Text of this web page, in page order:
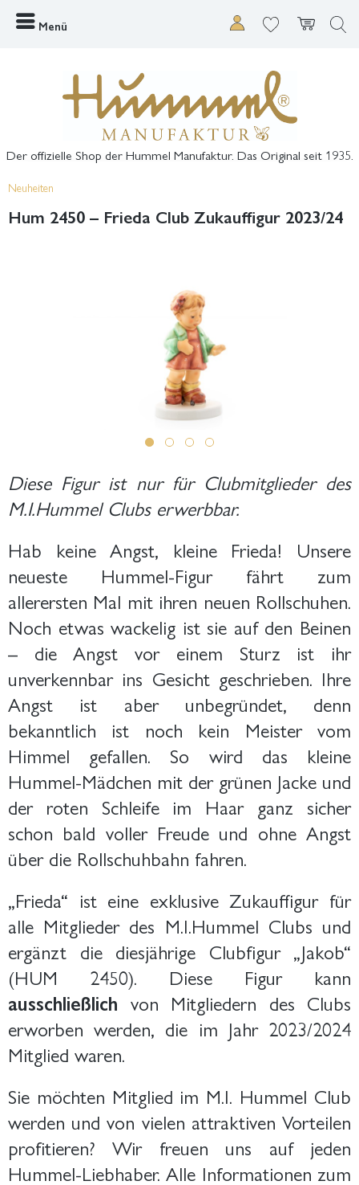
Menü
Der offizielle Shop der Hummel Manufaktur. Das Original seit 1935.
Neuheiten
Hum 2450 – Frieda Club Zukauffigur 2023/24
Diese Figur ist nur für Clubmitglieder des
M.I.Hummel Clubs erwerbbar.
Hab keine Angst, kleine Frieda! Unsere
neueste Hummel-Figur fährt zum
allerersten Mal mit ihren neuen Rollschuhen.
Noch etwas wackelig ist sie auf den Beinen
– die Angst vor einem Sturz ist ihr
unverkennbar ins Gesicht geschrieben. Ihre
Angst ist aber unbegründet, denn
bekanntlich ist noch kein Meister vom
Himmel gefallen. So wird das kleine
Hummel-Mädchen mit der grünen Jacke und
der roten Schleife im Haar ganz sicher
schon bald voller Freude und ohne Angst
über die Rollschuhbahn fahren.
„Frieda“ ist eine exklusive Zukauffigur für
alle Mitglieder des M.I.Hummel Clubs und
ergänzt die diesjährige Clubfigur „Jakob“
(HUM 2450). Diese Figur kann
ausschließlich von Mitgliedern des Clubs
erworben werden, die im Jahr 2023/2024
Mitglied waren.
Sie möchten Mitglied im M.I. Hummel Club
werden und von vielen attraktiven Vorteilen
profitieren? Wir freuen uns auf jeden
Hummel-Liebhaber. Alle Informationen zum